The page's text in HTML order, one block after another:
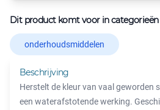
Dit product komt voor in categorieën
onderhoudsmiddelen
Beschrijving
Herstelt de kleur van vaal geworden
een waterafstotende werking.